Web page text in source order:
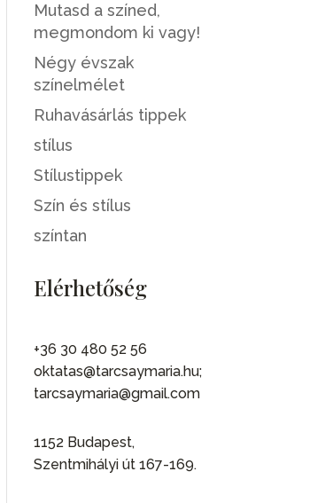
Mutasd a színed,
megmondom ki vagy!
Négy évszak
színelmélet
Ruhavásárlás tippek
stílus
Stílustippek
Szín és stílus
színtan
Elérhetőség
+36 30 480 52 56
oktatas@tarcsaymaria.hu;
tarcsaymaria@gmail.com
1152 Budapest,
Szentmihályi út 167-169.